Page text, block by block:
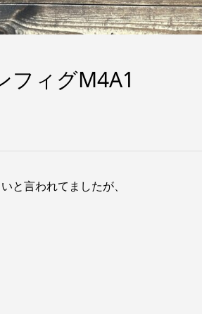
フィグM4A1
と言われてましたが、